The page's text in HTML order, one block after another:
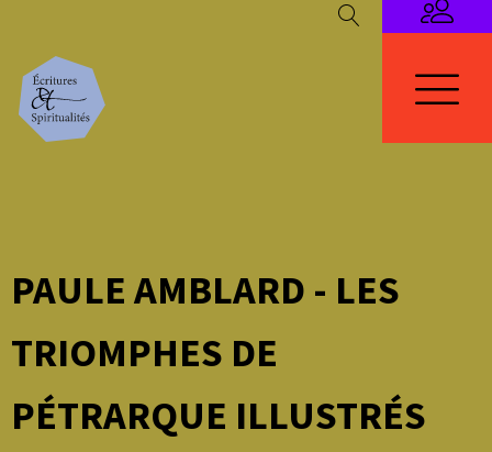
PAULE AMBLARD - LES
TRIOMPHES DE
PÉTRARQUE ILLUSTRÉS